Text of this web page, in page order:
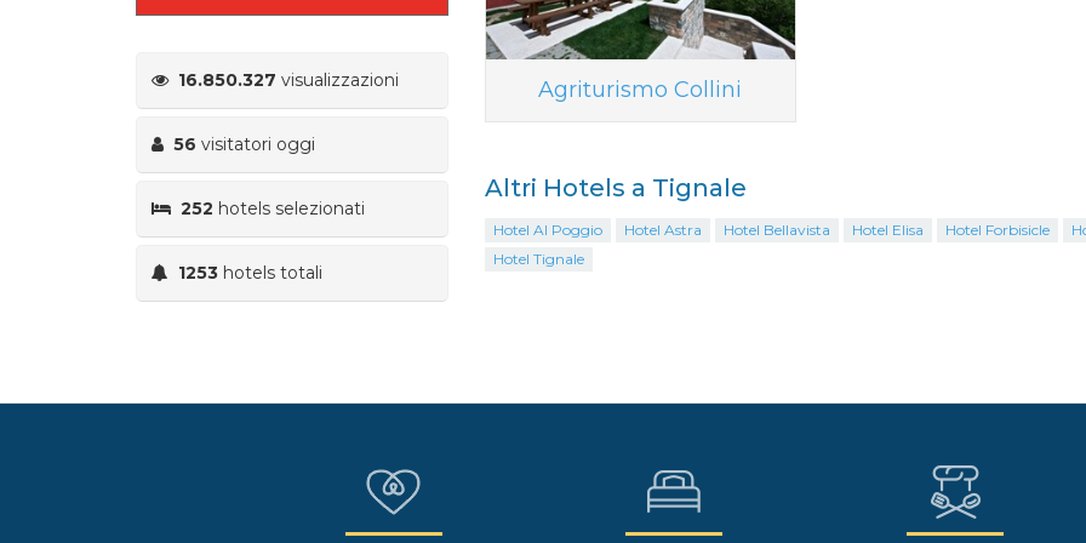
16.850.327 visualizzazioni
56 visitatori oggi
252 hotels selezionati
1253 hotels totali
Agriturismo Collini
Altri Hotels a Tignale
Hotel Al Poggio Hotel Astra Hotel Bellavista Hotel Elisa Hotel Forbisicle
Hotel Tignale